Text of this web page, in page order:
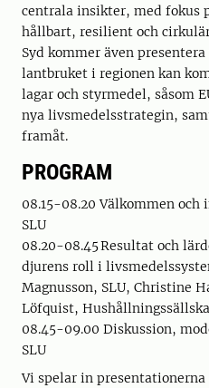
centrala insikter, med fokus
hållbart, resilient och
Syd kommer även
lantbruket i regionen kan
lagar och styrmedel, såsom
nya livsmedelsstrategin,
framåt.
PROGRAM
08.15-08.20 Välkommen
SLU
08.20-08.45 Resultat och
djurens roll i
Magnusson, SLU, Christine
Löfquist,
08.45-09.00 Diskussion,
SLU
Vi spelar in